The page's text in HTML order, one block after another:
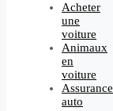
Acheter
une
voiture
Animaux
en
voiture
Assurance
auto